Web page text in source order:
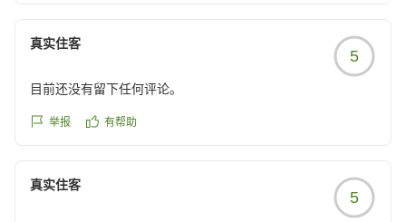
reviewId=33123478226377
真实住客
5
目前还没有留下任何评论。
举报 有帮助
真实住客
5